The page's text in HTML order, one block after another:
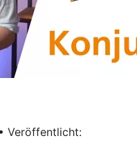
Veröffentlicht: